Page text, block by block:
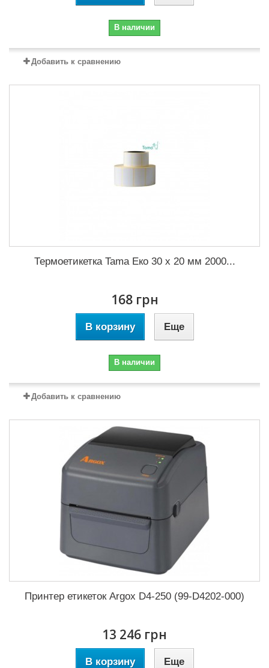
В наличии
Добавить к сравнению
Термоетикетка Tama Еко 30 x 20 мм 2000...
168 грн
В корзину Еще
В наличии
Добавить к сравнению
Принтер етикеток Argox D4-250 (99-D4202-000)
13 246 грн
В корзину Еще